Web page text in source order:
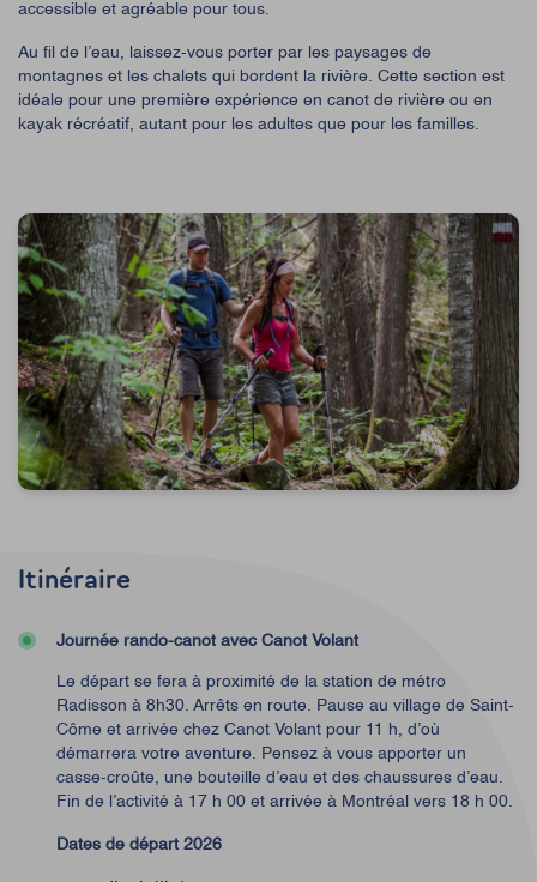
accessible et agréable pour tous.
Au fil de l’eau, laissez-vous porter par les paysages de
montagnes et les chalets qui bordent la rivière. Cette section est
idéale pour une première expérience en canot de rivière ou en
kayak récréatif, autant pour les adultes que pour les familles.
Itinéraire
Journée rando-canot avec Canot Volant
Le départ se fera à proximité de la station de métro
Radisson à 8h30. Arrêts en route. Pause au village de Saint-
Côme et arrivée chez Canot Volant pour 11 h, d’où
démarrera votre aventure. Pensez à vous apporter un
casse-croûte, une bouteille d’eau et des chaussures d’eau.
Fin de l’activité à 17 h 00 et arrivée à Montréal vers 18 h 00.
Dates de départ 2026